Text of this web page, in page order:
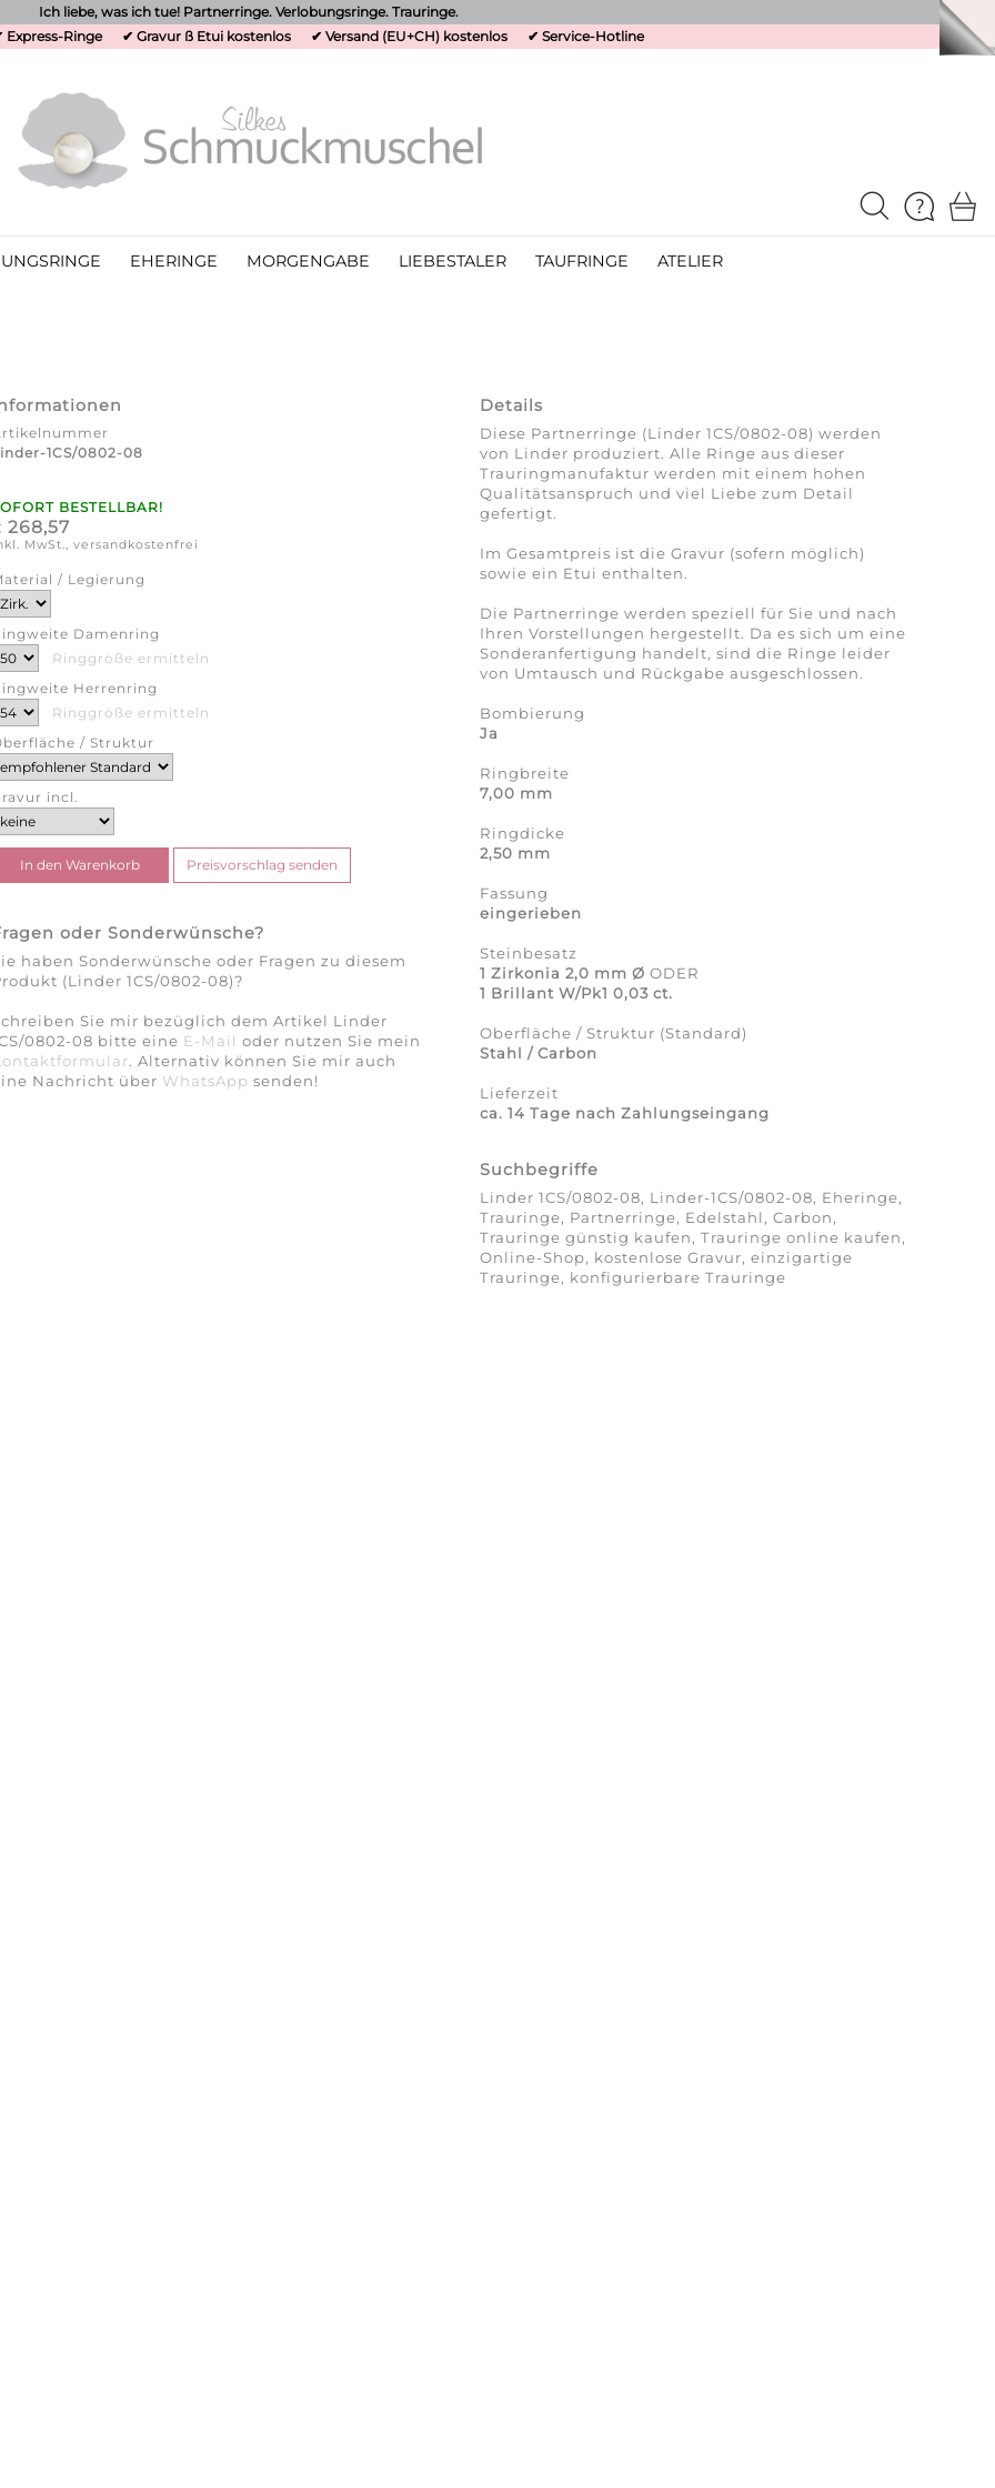
Ich liebe, was ich tue! Partnerringe. Verlobungsringe. Trauringe.
Express-Ringe
✔ Gravur ß Etui kostenlos ✔ Versand (EU+CH) kostenlos ✔ Service-Hotline
EHERINGE MORGENGABE LIEBESTALER TAUFRINGE ATELIER
1CS/0802-08
BESTELLBAR!
268,57
MwSt., versandkostenfrei
/ Legierung
Damenring
Ringgröße ermitteln
Herrenring
Ringgröße ermitteln
/ Struktur
incl.
oder Sonderwünsche?
haben Sonderwünsche oder Fragen zu diesem
(Linder 1CS/0802-08)?
Sie mir bezüglich dem Artikel Linder
0802-08 bitte eine E-Mail oder nutzen Sie mein
. Alternativ können Sie mir auch
Nachricht über WhatsApp senden!
Details
Diese Partnerringe (Linder 1CS/0802-08) werden
von Linder produziert. Alle Ringe aus dieser
Trauringmanufaktur werden mit einem hohen
Qualitätsanspruch und viel Liebe zum Detail
gefertigt.
Im Gesamtpreis ist die Gravur (sofern möglich)
sowie ein Etui enthalten.
Die Partnerringe werden speziell für Sie und nach
Ihren Vorstellungen hergestellt. Da es sich um eine
Sonderanfertigung handelt, sind die Ringe leider
von Umtausch und Rückgabe ausgeschlossen.
Bombierung
Ja
Ringbreite
7,00 mm
Ringdicke
2,50 mm
Fassung
eingerieben
Steinbesatz
1 Zirkonia 2,0 mm Ø ODER
1 Brillant W/Pk1 0,03 ct.
Oberfläche / Struktur (Standard)
Stahl / Carbon
Lieferzeit
ca. 14 Tage nach Zahlungseingang
Suchbegriffe
Linder 1CS/0802-08, Linder-1CS/0802-08, Eheringe,
Trauringe, Partnerringe, Edelstahl, Carbon,
Trauringe günstig kaufen, Trauringe online kaufen,
Online-Shop, kostenlose Gravur, einzigartige
Trauringe, konfigurierbare Trauringe